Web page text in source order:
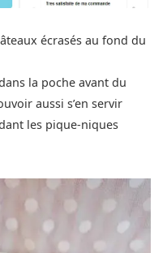
écrasés au fond du
la poche avant du
aussi s’en servir
les pique-niques